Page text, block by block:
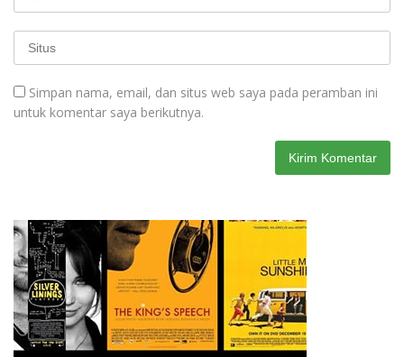
Simpan nama, email, dan situs web saya pada peramban ini
untuk komentar saya berikutnya.